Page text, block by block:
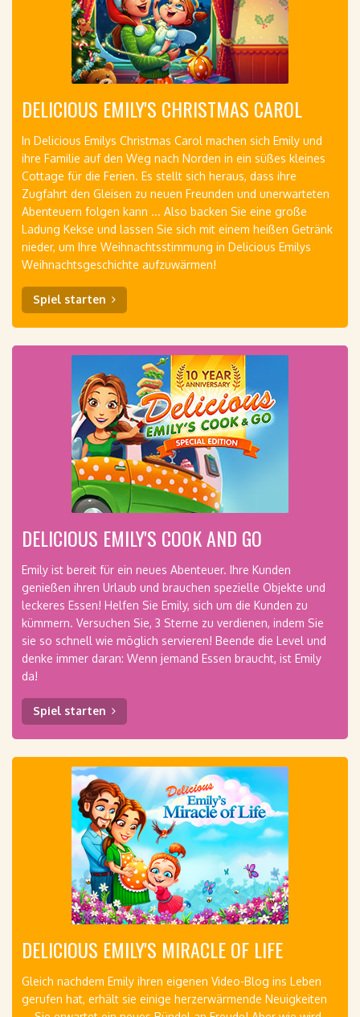
DELICIOUS EMILY'S CHRISTMAS CAROL
In Delicious Emilys Christmas Carol machen sich Emily und
ihre Familie auf den Weg nach Norden in ein süßes kleines
Cottage für die Ferien. Es stellt sich heraus, dass ihre
Zugfahrt den Gleisen zu neuen Freunden und unerwarteten
Abenteuern folgen kann ... Also backen Sie eine große
Ladung Kekse und lassen Sie sich mit einem heißen Getränk
nieder, um Ihre Weihnachtsstimmung in Delicious Emilys
Weihnachtsgeschichte aufzuwärmen!
Spiel starten
DELICIOUS EMILY'S COOK AND GO
Emily ist bereit für ein neues Abenteuer. Ihre Kunden
genießen ihren Urlaub und brauchen spezielle Objekte und
leckeres Essen! Helfen Sie Emily, sich um die Kunden zu
kümmern. Versuchen Sie, 3 Sterne zu verdienen, indem Sie
sie so schnell wie möglich servieren! Beende die Level und
denke immer daran: Wenn jemand Essen braucht, ist Emily
da!
Spiel starten
DELICIOUS EMILY'S MIRACLE OF LIFE
Gleich nachdem Emily ihren eigenen Video-Blog ins Leben
gerufen hat, erhält sie einige herzerwärmende Neuigkeiten